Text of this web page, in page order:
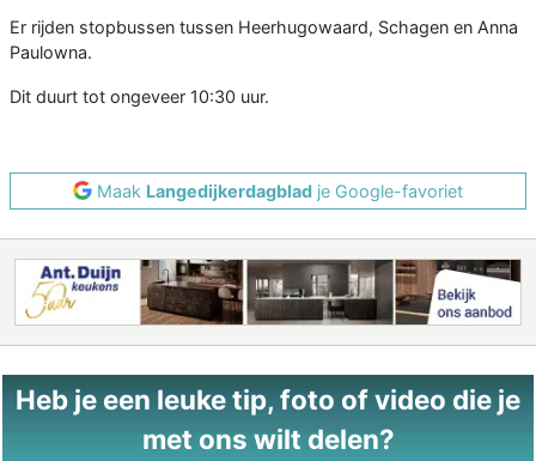
Er rijden stopbussen tussen Heerhugowaard, Schagen en Anna
Paulowna.
Dit duurt tot ongeveer 10:30 uur.
Maak Langedijkerdagblad je Google-favoriet
Heb je een leuke tip, foto of video die je
met ons wilt delen?